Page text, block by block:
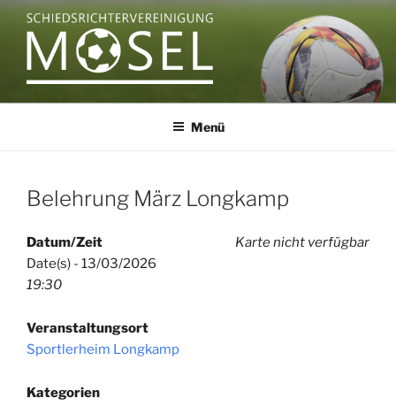
Zum
Inhalt
springen
Menü
Belehrung März Longkamp
Karte nicht verfügbar
Datum/Zeit
Date(s) - 13/03/2026
19:30
Veranstaltungsort
Sportlerheim Longkamp
Kategorien